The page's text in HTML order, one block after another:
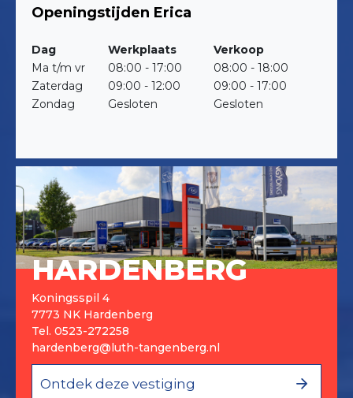
Openingstijden Erica
Dag Werkplaats
Verkoop
Ma t/m vr
08:00 - 17:00
08:00 - 18:00
Zaterdag
09:00 - 12:00
09:00 - 17:00
Zondag
Gesloten Gesloten
HARDENBERG
Koningsspil 4
7773 NK Hardenberg
Tel. 0523-272258
hardenberg@luth-tangenberg.nl
Ontdek deze vestiging